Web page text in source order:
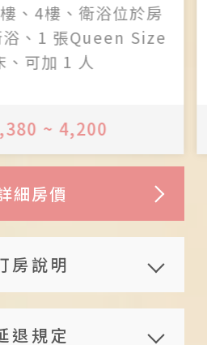
、4樓、衛浴位於房
浴、1 張Queen Size
、可加 1 人
~ 4,200
細房價
房說明
中西合併早餐（實
日食材而定）
退規定